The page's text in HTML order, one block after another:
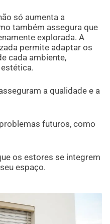
só aumenta a
também assegura que
explorada. A
permite adaptar os
cada ambiente,
a qualidade e a
futuros, como
os estores se integrem
espaço.